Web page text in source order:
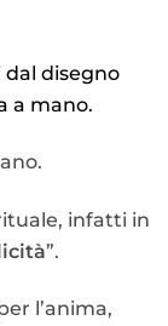
disegno
a mano.
infatti in
”.
l’anima,